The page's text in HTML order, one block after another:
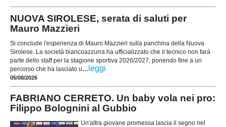
NUOVA SIROLESE, serata di saluti per
Mauro Mazzieri
Si conclude l'esperienza di Mauro Mazzieri sulla panchina della Nuova
Sirolese. La società biancoazzurra ha ufficializzato che il tecnico non farà
parte dello staff per la stagione sportiva 2026/2027, ponendo fine a un
percorso che ha lasciato u... leggi
05/08/2026
FABRIANO CERRETO. Un baby vola nei pro:
Filippo Bolognini al Gubbio
Un'altra giovane promessa lascia il segno nel